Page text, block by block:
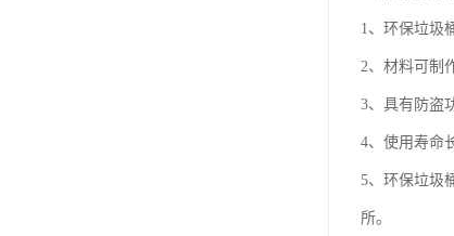
1、环保垃圾
2、材料可制
3、具有防盗
4、使用寿命
5、环保垃圾
所。